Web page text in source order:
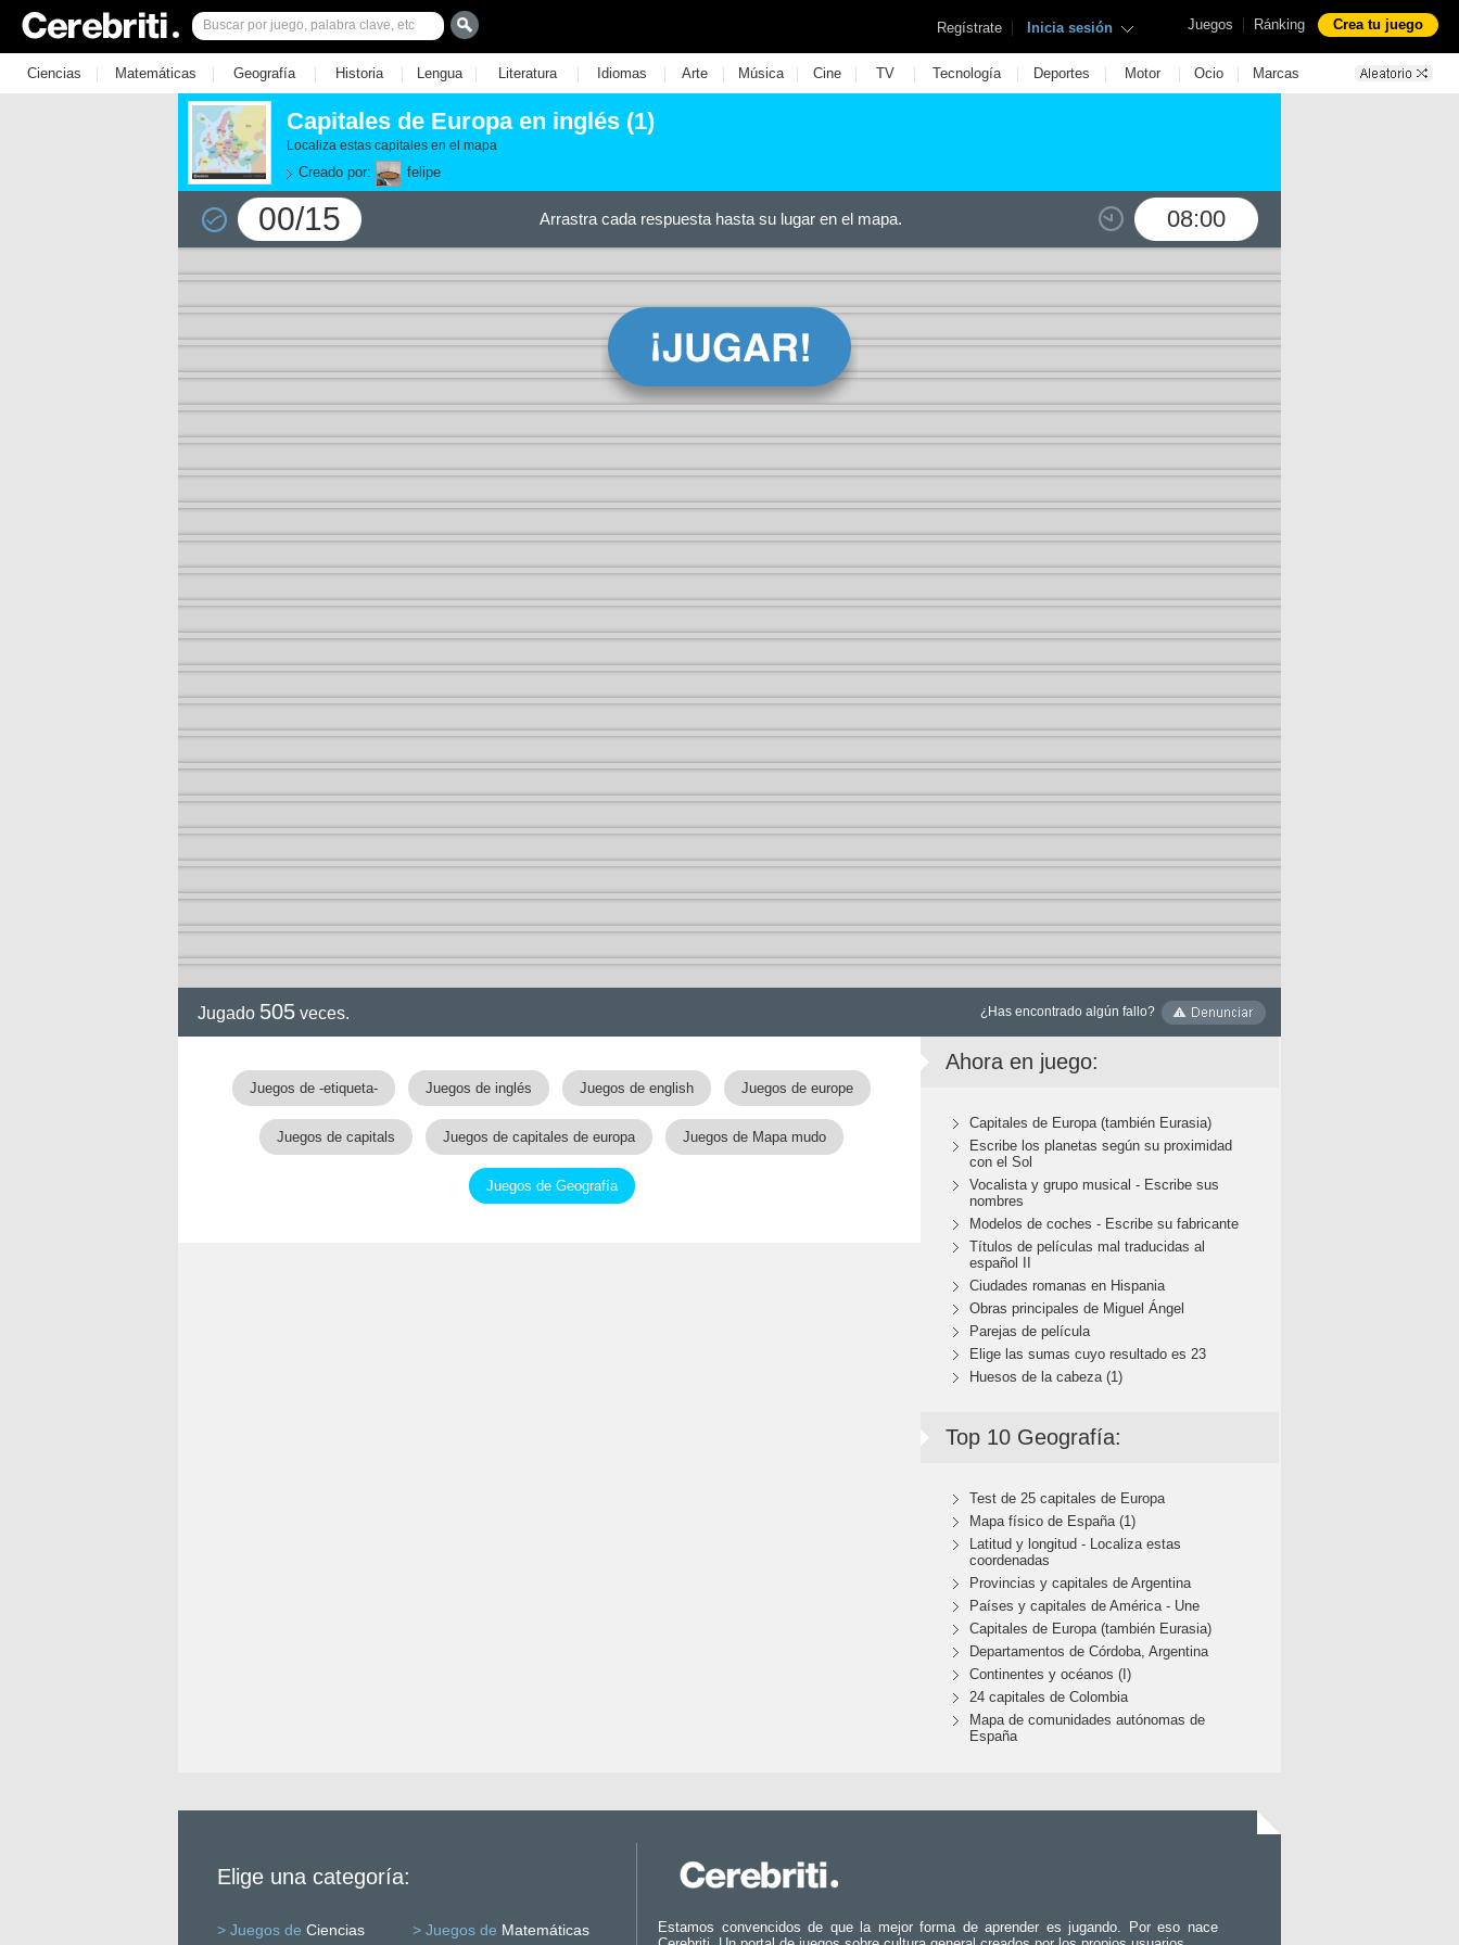
Juegos | Ránking Crea tu juego
Regístrate | Inicia sesión
Ciencias | Matemáticas | Geografía | Historia | Lengua | Literatura | Idiomas | Arte | Música | Cine | TV | Tecnología | Deportes | Motor | Ocio | Marcas
Capitales de Europa en inglés (1)
Localiza estas capitales en el mapa
Creado por: felipe
00/15 08:00
Arrastra cada respuesta hasta su lugar en el mapa.
Jugado 505 veces. ¿Has encontrado algún fallo?
Juegos de -etiqueta- Juegos de inglés Juegos de english Juegos de europe
Juegos de capitals Juegos de capitales de europa Juegos de Mapa mudo
Juegos de Geografía
Ahora en juego:
Capitales de Europa (también Eurasia)
Escribe los planetas según su proximidad
con el Sol
Vocalista y grupo musical - Escribe sus
nombres
Modelos de coches - Escribe su fabricante
Títulos de películas mal traducidas al
español II
Ciudades romanas en Hispania
Obras principales de Miguel Ángel
Parejas de película
Elige las sumas cuyo resultado es 23
Huesos de la cabeza (1)
Top 10 Geografía:
Test de 25 capitales de Europa
Mapa físico de España (1)
Latitud y longitud - Localiza estas
coordenadas
Provincias y capitales de Argentina
Países y capitales de América - Une
Capitales de Europa (también Eurasia)
Departamentos de Córdoba, Argentina
Continentes y océanos (I)
24 capitales de Colombia
Mapa de comunidades autónomas de
España
Elige una categoría:
> Juegos de Ciencias > Juegos de Matemáticas
Estamos convencidos de que la mejor forma de aprender es jugando. Por eso nace